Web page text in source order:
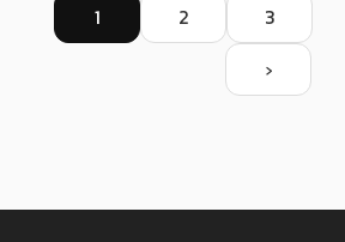
1 2 3
›